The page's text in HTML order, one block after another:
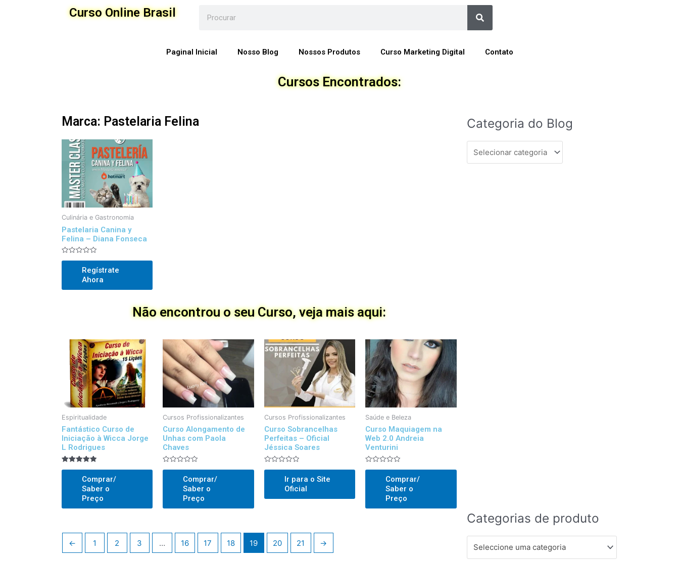
Curso Online Brasil Search
Paginal Inicial Nosso Blog Nossos Produtos Curso Marketing Digital Contato
Cursos Encontrados:
Marca: Pastelaria Felina
Culinária e Gastronomia
Pastelaria Canina y
Felina – Diana Fonseca
Avaliado
Regístrate
Ahora
Não encontrou o seu Curso, veja mais aqui:
Espiritualidade
Fantástico Curso de
Iniciação à Wicca Jorge
L Rodrigues
Avaliado
out of 5Comprar/
Saber o
Preço
Cursos Profissionalizantes
Curso Alongamento de
Unhas com Paola
Chaves
Avaliado
Comprar/
Saber o
Preço
Cursos Profissionalizantes
Curso Sobrancelhas
Perfeitas – Oficial
Jéssica Soares
Avaliado
Ir para o Site
Oficial
Saúde e Beleza
Curso Maquiagem na
Web 2.0 Andreia
Venturini
Avaliado
Comprar/
Saber o
Preço
← 1 2 3 … 16 17 18 19 20 21 →
Categoria do Blog
Categoria
Blog
Categorias de produto
Seleccione uma categoria